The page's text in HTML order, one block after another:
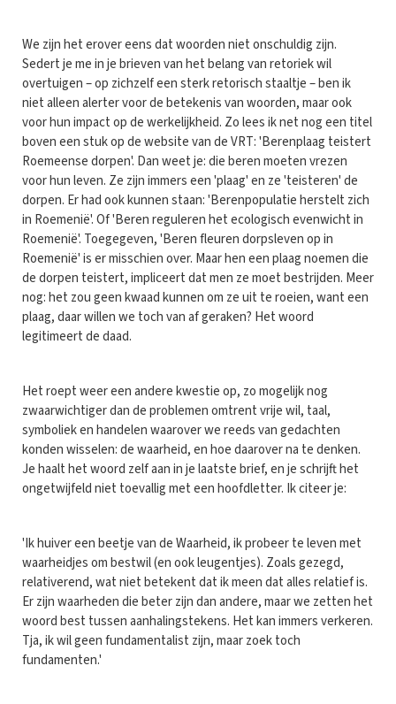
We zijn het erover eens dat woorden niet onschuldig zijn.
Sedert je me in je brieven van het belang van retoriek wil
overtuigen – op zichzelf een sterk retorisch staaltje – ben ik
niet alleen alerter voor de betekenis van woorden, maar ook
voor hun impact op de werkelijkheid. Zo lees ik net nog een titel
boven een stuk op de website van de VRT: 'Berenplaag teistert
Roemeense dorpen'. Dan weet je: die beren moeten vrezen
voor hun leven. Ze zijn immers een 'plaag' en ze 'teisteren' de
dorpen. Er had ook kunnen staan: 'Berenpopulatie herstelt zich
in Roemenië'. Of 'Beren reguleren het ecologisch evenwicht in
Roemenië'. Toegegeven, 'Beren fleuren dorpsleven op in
Roemenië' is er misschien over. Maar hen een plaag noemen die
de dorpen teistert, impliceert dat men ze moet bestrijden. Meer
nog: het zou geen kwaad kunnen om ze uit te roeien, want een
plaag, daar willen we toch van af geraken? Het woord
legitimeert de daad.
Het roept weer een andere kwestie op, zo mogelijk nog
zwaarwichtiger dan de problemen omtrent vrije wil, taal,
symboliek en handelen waarover we reeds van gedachten
konden wisselen: de waarheid, en hoe daarover na te denken.
Je haalt het woord zelf aan in je laatste brief, en je schrijft het
ongetwijfeld niet toevallig met een hoofdletter. Ik citeer je:
'Ik huiver een beetje van de Waarheid, ik probeer te leven met
waarheidjes om bestwil (en ook leugentjes). Zoals gezegd,
relativerend, wat niet betekent dat ik meen dat alles relatief is.
Er zijn waarheden die beter zijn dan andere, maar we zetten het
woord best tussen aanhalingstekens. Het kan immers verkeren.
Tja, ik wil geen fundamentalist zijn, maar zoek toch
fundamenten.'